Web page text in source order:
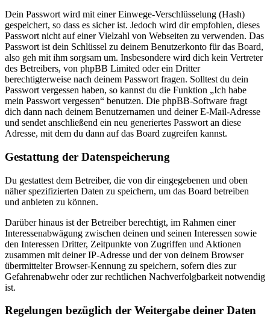
Dein Passwort wird mit einer Einwege-Verschlüsselung (Hash)
gespeichert, so dass es sicher ist. Jedoch wird dir empfohlen, dieses
Passwort nicht auf einer Vielzahl von Webseiten zu verwenden. Das
Passwort ist dein Schlüssel zu deinem Benutzerkonto für das Board,
also geh mit ihm sorgsam um. Insbesondere wird dich kein Vertreter
des Betreibers, von phpBB Limited oder ein Dritter
berechtigterweise nach deinem Passwort fragen. Solltest du dein
Passwort vergessen haben, so kannst du die Funktion „Ich habe
mein Passwort vergessen“ benutzen. Die phpBB-Software fragt
dich dann nach deinem Benutzernamen und deiner E-Mail-Adresse
und sendet anschließend ein neu generiertes Passwort an diese
Adresse, mit dem du dann auf das Board zugreifen kannst.
Gestattung der Datenspeicherung
Du gestattest dem Betreiber, die von dir eingegebenen und oben
näher spezifizierten Daten zu speichern, um das Board betreiben
und anbieten zu können.
Darüber hinaus ist der Betreiber berechtigt, im Rahmen einer
Interessenabwägung zwischen deinen und seinen Interessen sowie
den Interessen Dritter, Zeitpunkte von Zugriffen und Aktionen
zusammen mit deiner IP-Adresse und der von deinem Browser
übermittelter Browser-Kennung zu speichern, sofern dies zur
Gefahrenabwehr oder zur rechtlichen Nachverfolgbarkeit notwendig
ist.
Regelungen bezüglich der Weitergabe deiner Daten